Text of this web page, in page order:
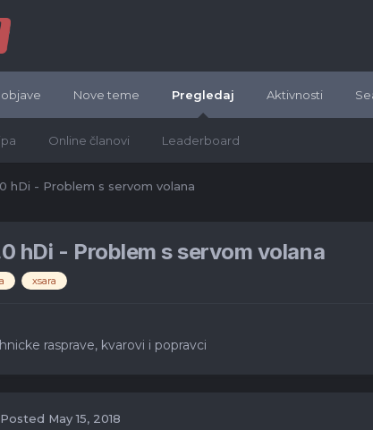
Nove teme Pregledaj
Online članovi Leaderboard
Aktivnosti
hDi - Problem s servom volana
hDi - Problem s servom volana
xsara
rasprave, kvarovi i popravci
Posted May 15, 2018